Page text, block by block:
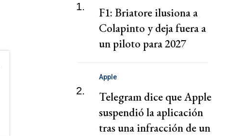
1.
F1: Briatore ilusiona a
Colapinto y deja fuera a
un piloto para 2027
2.
Apple
Telegram dice que Apple
suspendió la aplicación
tras una infracción de un